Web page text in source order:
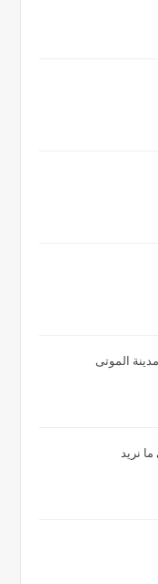
الموتى
نريد